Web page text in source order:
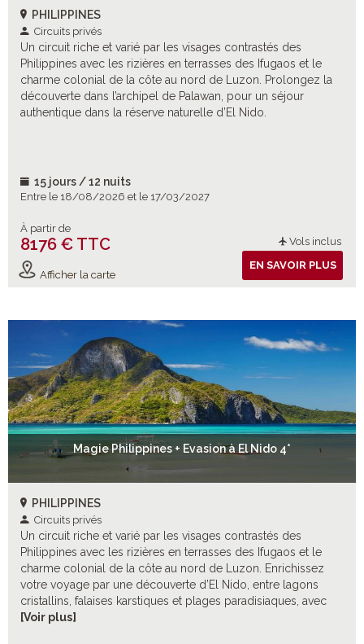
PHILIPPINES
Circuits privés
Un circuit riche et varié par les visages contrastés des
Philippines avec les rizières en terrasses des Ifugaos et le
charme colonial de la côte au nord de Luzon. Prolongez la
découverte dans l’archipel de Palawan, pour un séjour
authentique dans la réserve naturelle d’El Nido.
15 jours / 12 nuits
Entre le 18/08/2026 et le 17/03/2027
À partir de
8176 € TTC Vols inclus
Afficher la carte
EN SAVOIR PLUS
Magie Philippines + Evasion à El Nido 4*
PHILIPPINES
Circuits privés
Un circuit riche et varié par les visages contrastés des
Philippines avec les rizières en terrasses des Ifugaos et le
charme colonial de la côte au nord de Luzon. Enrichissez
votre voyage par une découverte d’El Nido, entre lagons
cristallins, falaises karstiques et plages paradisiaques, avec
excursions incluses à choisir sur place selon vos envies pour
[Voir plus]